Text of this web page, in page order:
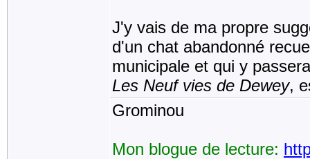
J'y vais de ma propre
d'un chat abandonné
municipale et qui y
Les Neuf vies de Dewey,
Grominou
Mon blogue de lecture: